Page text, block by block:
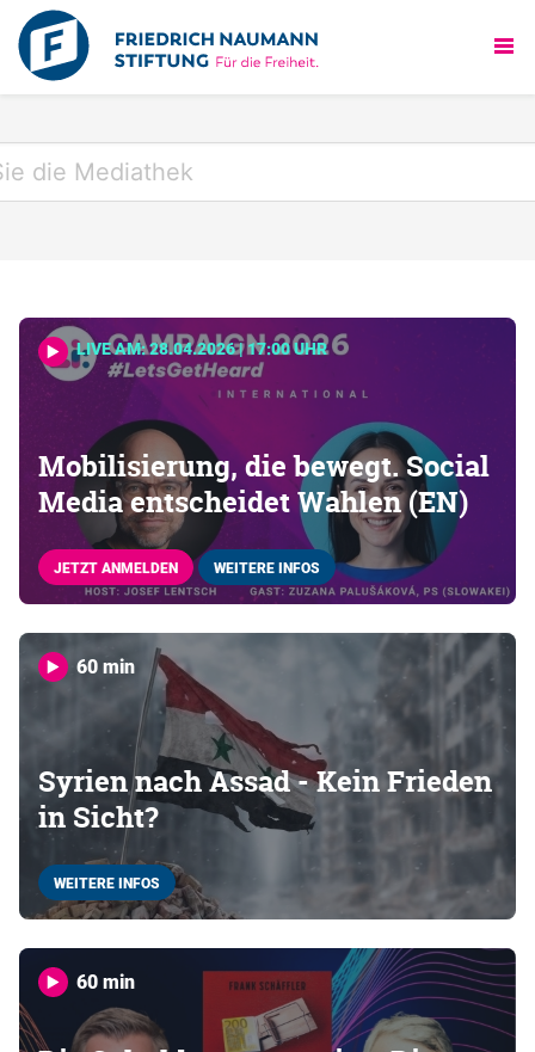
LIVE AM: 28.04.2026 | 17:00 UHR
Mobilisierung, die bewegt. Social
Media entscheidet Wahlen (EN)
JETZT ANMELDEN WEITERE INFOS
60 min
Syrien nach Assad - Kein Frieden
in Sicht?
WEITERE INFOS
60 min